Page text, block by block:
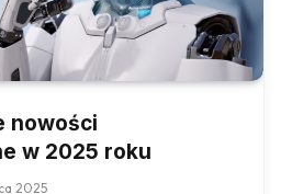
nowości
w 2025 roku
2025